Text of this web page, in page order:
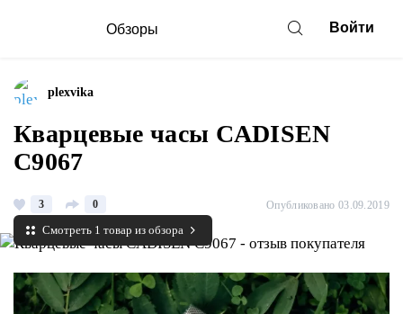
Обзоры Войти
plexvika
Кварцевые часы CADISEN
C9067
3 0 Опубликовано 03.09.2019
Смотреть 1 товар из обзора